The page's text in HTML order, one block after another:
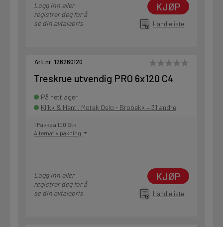
Logg inn eller
registrer deg for å
se din avtalepris
KJØP
Handleliste
Art.nr. 126260120
Treskrue utvendig PRO 6x120 C4
På nettlager
Klikk & Hent i Motek Oslo - Brobekk + 31 andre
1 Pakke a 100 Stk
Alternativ pakning
Logg inn eller
registrer deg for å
se din avtalepris
KJØP
Handleliste